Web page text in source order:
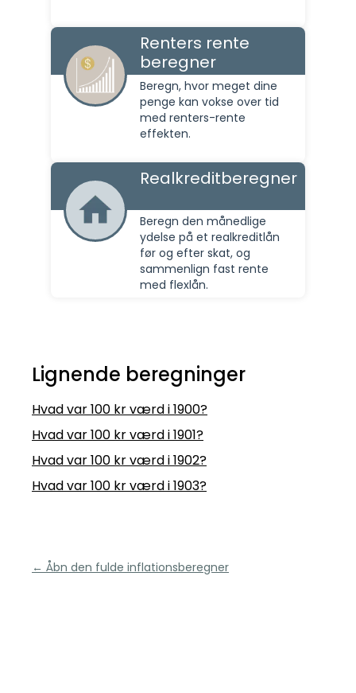
Renters rente
beregner
Beregn, hvor meget dine
penge kan vokse over tid
med renters-rente
effekten.
Realkreditberegner
Beregn den månedlige
ydelse på et realkreditlån
før og efter skat, og
sammenlign fast rente
med flexlån.
Lignende beregninger
Hvad var 100 kr værd i 1900?
Hvad var 100 kr værd i 1901?
Hvad var 100 kr værd i 1902?
Hvad var 100 kr værd i 1903?
← Åbn den fulde inflationsberegner